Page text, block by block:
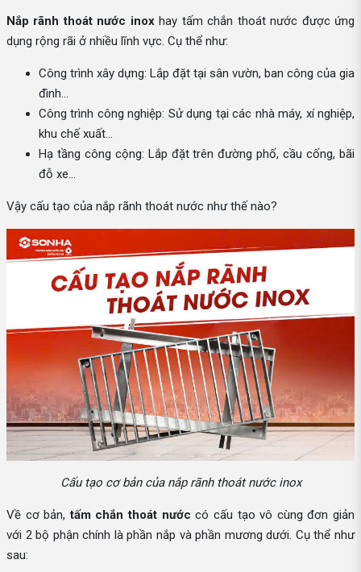
Nắp rãnh thoát nước inoxhay tấm chắn thoát nước được ứng
dụng rộng rãi ở nhiều lĩnh vực. Cụ thể như:
Công trình xây dựng: Lắp đặt tại sân vườn, ban công của gia
đình…
Công trình công nghiệp: Sử dụng tại các nhà máy, xí nghiệp,
khu chế xuất…
Hạ tầng công cộng: Lắp đặt trên đường phố, cầu cống, bãi
đỗ xe…
Vậy cấu tạo của nắp rãnh thoát nước như thế nào?
Cấu tạo cơ bản của nắp rãnh thoát nước inox
Về cơ bản,tấm chắn thoát nước có cấu tạo vô cùng đơn giản
với 2 bộ phận chính là phần nắp và phần mương dưới. Cụ thể như
sau: